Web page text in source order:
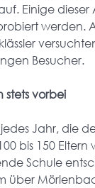
Einige
werden.
Besucher.
stets vorbei
jedes Jahr, die
bis 150
Schule
über